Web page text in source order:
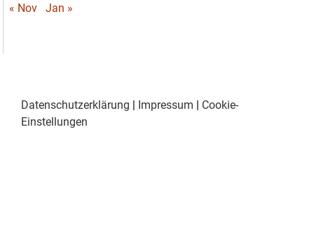
« Nov
Jan »
Datenschutzerklärung | Impressum | Cookie-
Einstellungen